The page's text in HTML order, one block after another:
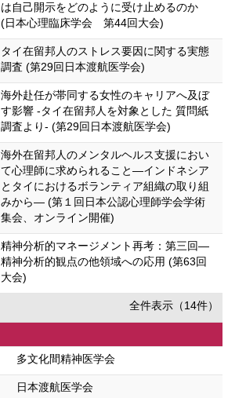
は自己開示をどのように受け止めるのか
(日本心理臨床学会 第44回大会)
タイ在留邦人のストレス要因に関する実態
調査 (第29回日本渡航医学会)
海外赴任が帯同する女性のキャリアへ及ぼ
す影響 -タイ在留邦人を対象とした 質問紙
調査より- (第29回日本渡航医学会)
海外在留邦人のメンタルヘルス支援におい
て心理師に求められること―インドネシア
とタイにおけるボランティア組織の取り組
みから― (第１回日本公認心理師学会学術
集会、オンライン開催)
精神分析的マネージメント再考：第三回―
精神分析的観点の他領域への応用 (第63回
大会)
全件表示（14件）
多文化間精神医学会
日本渡航医学会